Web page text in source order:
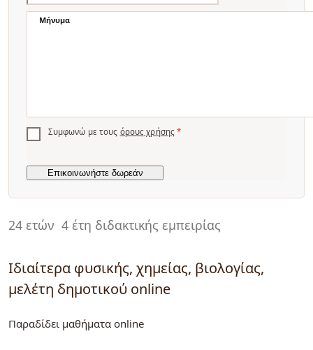
24 ετών 4 έτη διδακτικής εμπειρίας
Ιδιαίτερα φυσικής, χημείας, βιολογίας,
μελέτη δημοτικού online
Παραδίδει μαθήματα online
Μήνυμα
Συμφωνώ με τους όρους χρήσης *